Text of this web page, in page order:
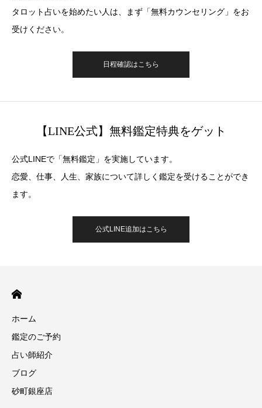
タロット占いを始めたい人は、まず「無料カウンセリング」をお
受けください。
日程確認はこちら
【LINE公式】無料鑑定特典をゲット
公式LINEで「無料鑑定」を実施しています。
恋愛、仕事、人生、家族について詳しく鑑定を受けることができ
ます。
公式LINE追加はこちら
ホーム
鑑定のご予約
占い師紹介
ブログ
砂町銀座店